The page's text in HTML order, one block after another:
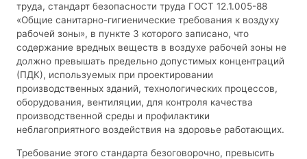
труда, стандарт безопасности труда ГОСТ 12.1.005-88
«Общие санитарно-гигиенические требования к воздуху
рабочей зоны», в пункте 3 которого записано, что
содержание вредных веществ в воздухе рабочей зоны не
должно превышать предельно допустимых концентраций
(ПДК), используемых при проектировании
производственных зданий, технологических процессов,
оборудования, вентиляции, для контроля качества
производственной среды и профилактики
неблагоприятного воздействия на здоровье работающих.
Требование этого стандарта безоговорочно, превысить